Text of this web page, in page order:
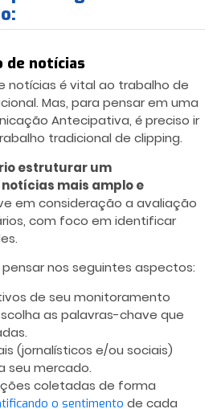
de notícias
notícias é vital ao trabalho de
Mas, para pensar em uma
Antecipativa, é preciso ir
tradicional de clipping.
estruturar um
mais amplo e
em consideração a avaliação
com foco em identificar
nos seguintes aspectos:
de seu monitoramento
as palavras-chave que
(jornalísticos e/ou sociais)
seu mercado.
coletadas de forma
o sentimento de cada